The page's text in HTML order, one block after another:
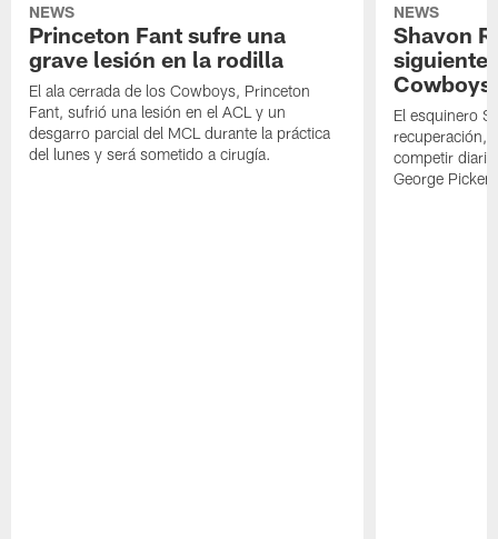
NEWS
Princeton Fant sufre una
grave lesión en la rodilla
El ala cerrada de los Cowboys, Princeton
Fant, sufrió una lesión en el ACL y un
desgarro parcial del MCL durante la práctica
del lunes y será sometido a cirugía.
NEWS
Shavon
siguiente
Cowboys
El esquinero
recuperación,
competir
George